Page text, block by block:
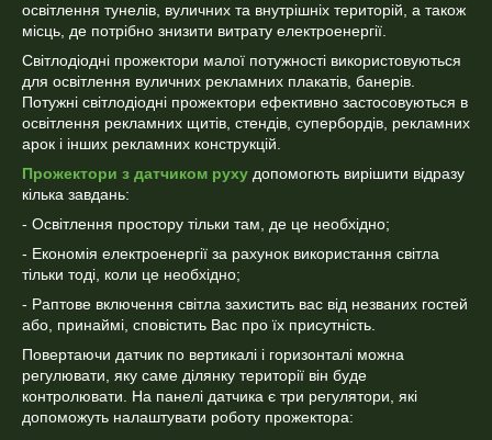
освітлення тунелів, вуличних та внутрішніх територій, а також
місць, де потрібно знизити витрату електроенергії.
Світлодіодні прожектори малої потужності використовуються
для освітлення вуличних рекламних плакатів, банерів.
Потужні світлодіодні прожектори ефективно застосовуються в
освітлення рекламних щитів, стендів, супербордів, рекламних
арок і інших рекламних конструкцій.
Прожектори з датчиком руху допомогють вирішити відразу
кілька завдань:
- Освітлення простору тільки там, де це необхідно;
- Економія електроенергії за рахунок використання світла
тільки тоді, коли це необхідно;
- Раптове включення світла захистить вас від незваних гостей
або, принаймі, сповістить Вас про їх присутність.
Повертаючи датчик по вертикалі і горизонталі можна
регулювати, яку саме ділянку території він буде
контролювати. На панелі датчика є три регулятори, які
допоможуть налаштувати роботу прожектора: